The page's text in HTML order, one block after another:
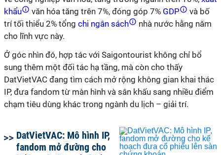
khẩu
văn hóa tăng trên 7%, đóng góp 7% GDP
và bố
trí tối thiểu 2% tổng chi ngân sách
nhà nước hằng năm
cho lĩnh vực này.
Ở góc nhìn đó, hợp tác với Saigontourist không chỉ bổ
sung thêm một đối tác hạ tầng, mà còn cho thấy
DatVietVAC đang tìm cách mở rộng không gian khai thác
IP, đưa fandom từ màn hình và sân khấu sang nhiều điểm
chạm tiêu dùng khác trong ngành du lịch – giải trí.
DatVietVAC: Mô hình IP,
fandom mở đường cho